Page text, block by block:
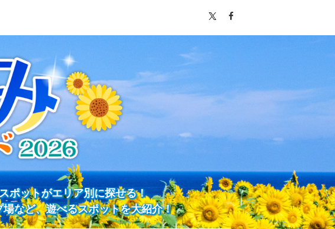
ポットがエリア別に探せる！
など、遊べるスポットを大紹介！